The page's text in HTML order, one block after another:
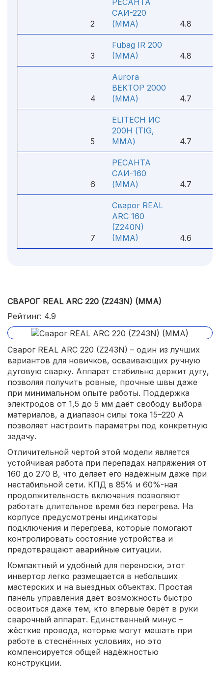
2
РЕСАНТА
САИ-220
(MMA)
4.8
3
Fubag IR 200
(MMA)
4.8
4
Aurora
ВЕКТОР 2000
(MMA)
4.7
5
ELITECH ИС
200Н (TIG,
MMA)
4.7
6
РЕСАНТА
САИ-160
(MMA)
4.7
7
Сварог REAL
ARC 160
(Z240N)
(MMA)
4.6
СВАРОГ REAL ARC 220 (Z243N) (MMA)
Рейтинг: 4.9
Сварог REAL ARC 220 (Z243N) – один из лучших
вариантов для новичков, осваивающих ручную
дуговую сварку. Аппарат стабильно держит дугу,
позволяя получить ровные, прочные швы даже
при минимальном опыте работы. Поддержка
электродов от 1,5 до 5 мм даёт свободу выбора
материалов, а диапазон силы тока 15–220 А
позволяет настроить параметры под конкретную
задачу.
Отличительной чертой этой модели является
устойчивая работа при перепадах напряжения от
160 до 270 В, что делает его надёжным даже при
нестабильной сети. КПД в 85% и 60%-ная
продолжительность включения позволяют
работать длительное время без перегрева. На
корпусе предусмотрены индикаторы
подключения и перегрева, которые помогают
контролировать состояние устройства и
предотвращают аварийные ситуации.
Компактный и удобный для переноски, этот
инвертор легко размещается в небольших
мастерских и на выездных объектах. Простая
панель управления даёт возможность быстро
освоиться даже тем, кто впервые берёт в руки
сварочный аппарат. Единственный минус –
жёсткие провода, которые могут мешать при
работе в стеснённых условиях, но это
компенсируется общей надёжностью
конструкции.